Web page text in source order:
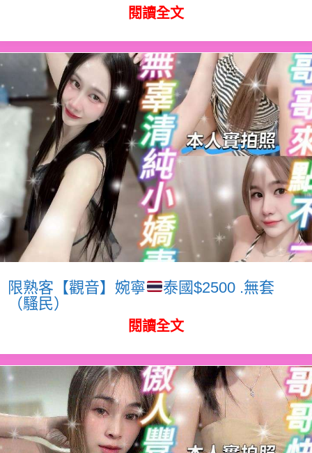
閱讀全文
限熟客【觀音】婉寧
泰國$2500 .無套
（騷民）
閱讀全文